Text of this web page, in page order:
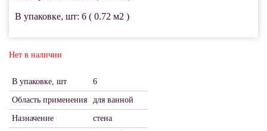
В упаковке, шт: 6 ( 0.72 м2 )
Нет в наличии
В упаковке, шт 6
Область применения для ванной
Назначение стена